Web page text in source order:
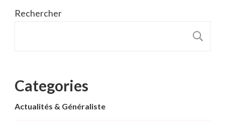
Rechercher
Categories
Actualités & Généraliste